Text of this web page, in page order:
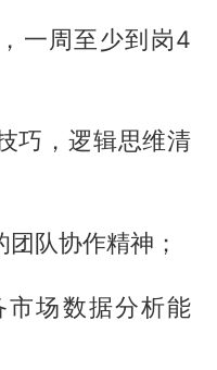
一周至少到岗4
巧，逻辑思维清
队协作精神；
场数据分析能